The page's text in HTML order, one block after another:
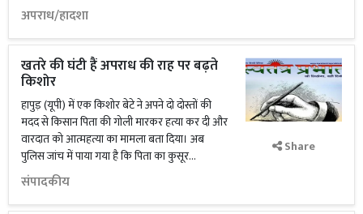
अपराध/हादशा
खतरे की घंटी हैं अपराध की राह पर बढ़ते
किशोर
हापुड़ (यूपी) में एक किशोर बेटे ने अपने दो दोस्तों की
मदद से किसान पिता की गोली मारकर हत्या कर दी और
वारदात को आत्महत्या का मामला बता दिया। अब
पुलिस जांच में पाया गया है कि पिता का कुसूर...
संपादकीय
Share